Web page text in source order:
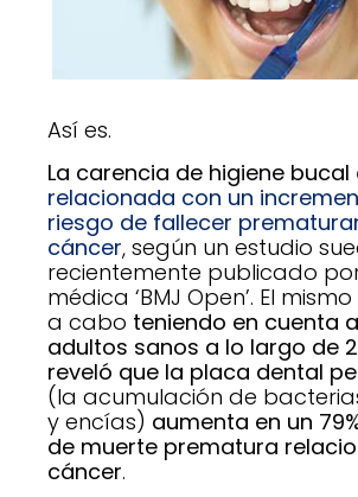
Así es.
La carencia de higiene bucal
relacionada con un
riesgo de fallecer
cáncer, según un estudio
recientemente publicado
médica ‘BMJ Open’. El
a cabo teniendo en cuenta a
adultos sanos a lo largo de
reveló que la placa dental
(la acumulación de
y encías) aumenta en un
de muerte prematura
cáncer.